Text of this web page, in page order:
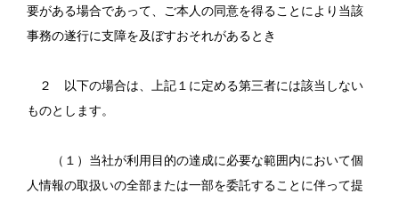
要がある場合であって、ご本人の同意を得ることにより当該
事務の遂行に支障を及ぼすおそれがあるとき
２ 以下の場合は、上記１に定める第三者には該当しない
ものとします。
（１）当社が利用目的の達成に必要な範囲内において個
人情報の取扱いの全部または一部を委託することに伴って提